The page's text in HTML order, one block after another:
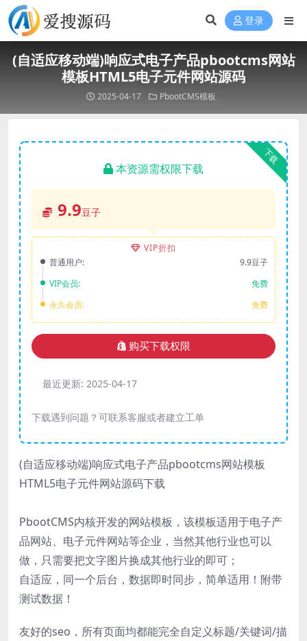
登录
(自适应移动端)响应式电子产品pbootcms网站
模板HTML5电子元件网站源码
2025-04-17 PbootCMS模板
下载
本资源需权限下载
9.9豆子
VIP折扣
普通用户:
9.9豆子
VIP会员:
免费
永久会员:
免费
购买下载权限
最近更新: 2025-04-17
下载遇到问题？可联系客服或者建立工单
(自适应移动端)响应式电子产品pbootcms网站模板
HTML5电子元件网站源码下载
PbootCMS内核开发的网站模板，该模板适用于电子产
品网站、电子元件网站等企业，当然其他行业也可以
做，只需要把文字图片换成其他行业的即可；
自适应，同一个后台，数据即时同步，简单适用！附带
测试数据！
友好的seo，所有页面均都能完全自定义标题/关键词/描